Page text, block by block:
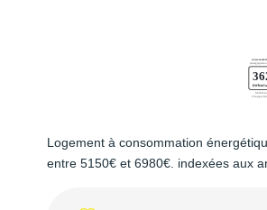
Logement à consommation
entre 5150€ et 6980€. indexées aux